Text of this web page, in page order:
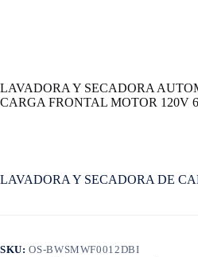
LAVADORA Y SECADORA
CARGA FRONTAL MOTOR 120V
LAVADORA Y SECADORA DE
SKU:OS-BWSMWF0012DBI